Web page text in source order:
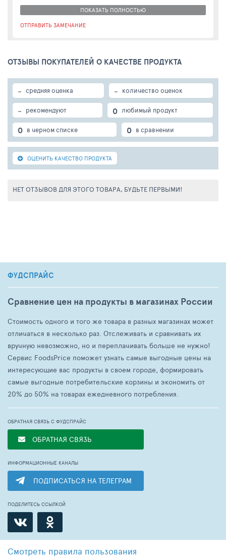
сочетании со свежими овощами.
Состав: говядина, вода, крахмал пшеничный,
загуститель каррагинан, соль, регуляторы кислотности
белок, усилитель вкуса и аромата глутамат натрия,
натрия), фиксатор окраски нитрит натрия.
Пищевая ценность в 100г продукта (среднее значение):
белки — 16г, жиры — 4г, углеводы — 1г.
Энергетическая ценность: 440 кДж/100 ккал.
Производится на предприятии, где также используются
горчица, молоко, орехи, пшеница, сельдерей, соя и
яйца.
Упаковано под вакуумом.
Хранить при температуре от 0С до +6С.
и относительной влажности 70 — 80% не более 72
ПОКАЗАТЬ ПОЛНОСТЬЮ
ОТПРАВИТЬ ЗАМЕЧАНИЕ
ОТЗЫВЫ ПОКУПАТЕЛЕЙ О КАЧЕСТВЕ ПРОДУКТА
- средняя оценка - количество оценок
- рекомендуют 0 любимый продукт
0 в черном списке 0 в сравнении
ОЦЕНИТЬ КАЧЕСТВО ПРОДУКТА
НЕТ ОТЗЫВОВ ДЛЯ ЭТОГО ТОВАРА, БУДЬТЕ ПЕРВЫМИ!
ФУДСПРАЙС
Сравнение цен на продукты в магазинах России
Стоимость одного и того же товара в разных магазинах может
отличаться в несколько раз. Отслеживать и сравнивать их
вручную невозможно, но и переплачивать больше не нужно!
Сервис FoodsPrice поможет узнать самые выгодные цены на
интересующие вас продукты в своем городе, формировать
самые выгодные потребительские корзины и экономить от
20% до 50% на товарах ежедневного потребления.
ОБРАТНАЯ СВЯЗЬ С ФУДСПРАЙС
ОБРАТНАЯ СВЯЗЬ
ИНФОРМАЦИОННЫЕ КАНАЛЫ
ПОДПИСАТЬСЯ НА ТЕЛЕГРАМ
ПОДЕЛИТЕСЬ ССЫЛКОЙ
Смотреть правила пользования